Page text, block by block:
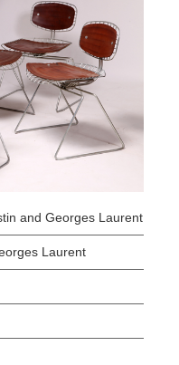
and Georges Laurent
Laurent